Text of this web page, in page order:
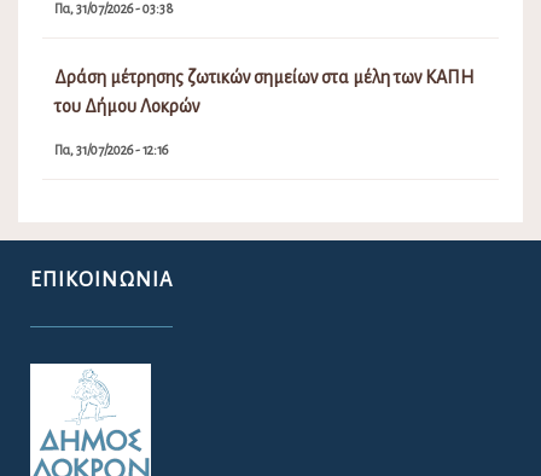
Πα, 31/07/2026 - 03:38
Δράση μέτρησης ζωτικών σημείων στα μέλη των ΚΑΠΗ
του Δήμου Λοκρών
Πα, 31/07/2026 - 12:16
ΕΠΙΚΟΙΝΩΝΊΑ